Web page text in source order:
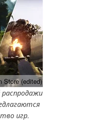
(edited)
распродажи
игр.